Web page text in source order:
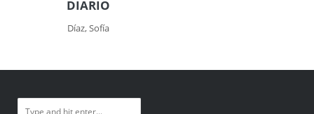
DIARIO
Díaz, Sofía